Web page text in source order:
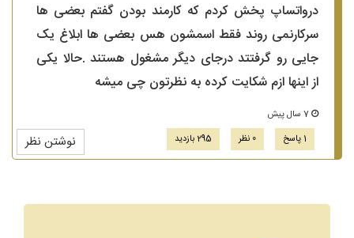
درواتساپ پخش کردم که کارمند بودن گفتم بعضی ها
سرکارنمی روند فقط اسمشون هس بعضی ها ابلاغ یک
جایی رو گرفتتد درجای دیگر مشغول هستند .حالا یکی
از اینها ازم شکایت کرده به نظرتون چی میشه
1 پاسخ
0 نظر 295 بازدید نوشتن نظر